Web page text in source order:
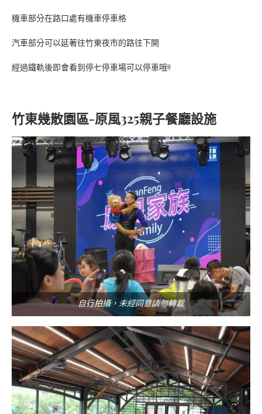
機車部分在路口處有機車停車格
汽車部分可以延著往竹東夜市的路往下開
經過鐵軌後即會看到停七停車場可以停車哦!!
竹東幾散園區-原風325親子餐廳設施
自行拍攝，未經同意請勿轉載